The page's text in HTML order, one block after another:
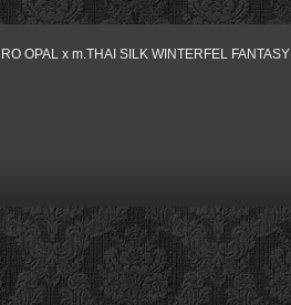
OPAL x m.THAI SILK WINTERFEL FANTASY